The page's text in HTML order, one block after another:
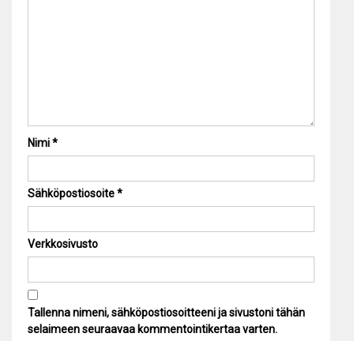
Nimi*
Sähköpostiosoite*
Verkkosivusto
Tallenna nimeni, sähköpostiosoitteeni ja sivustoni tähän
selaimeen seuraavaa kommentointikertaa varten.